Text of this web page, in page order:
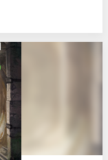
en contact avec